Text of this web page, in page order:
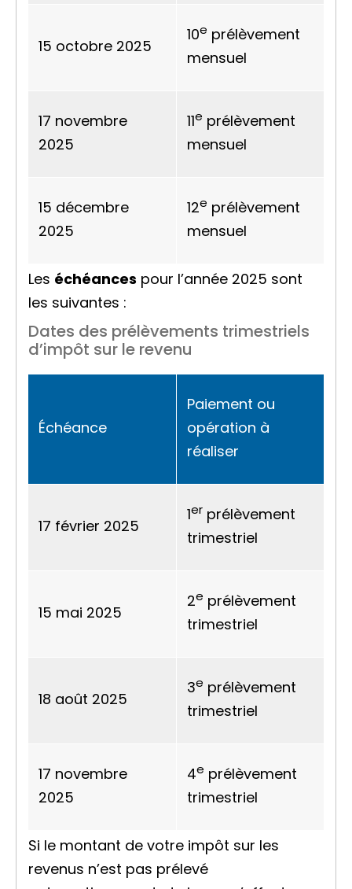
15 octobre 2025
10e prélèvement
mensuel
17 novembre
2025
11e prélèvement
mensuel
15 décembre
2025
12e prélèvement
mensuel
Les échéances pour l’année 2025 sont
les suivantes :
Dates des prélèvements trimestriels
d’impôt sur le revenu
Échéance
Paiement ou
opération à
réaliser
17 février 2025
1er prélèvement
trimestriel
15 mai 2025
2e prélèvement
trimestriel
18 août 2025
3e prélèvement
trimestriel
17 novembre
2025
4e prélèvement
trimestriel
Si le montant de votre impôt sur les
revenus n’est pas prélevé